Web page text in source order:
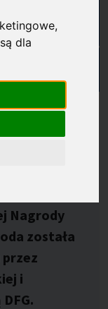
,
dla
im.
i prof.
Nagrody
została
i